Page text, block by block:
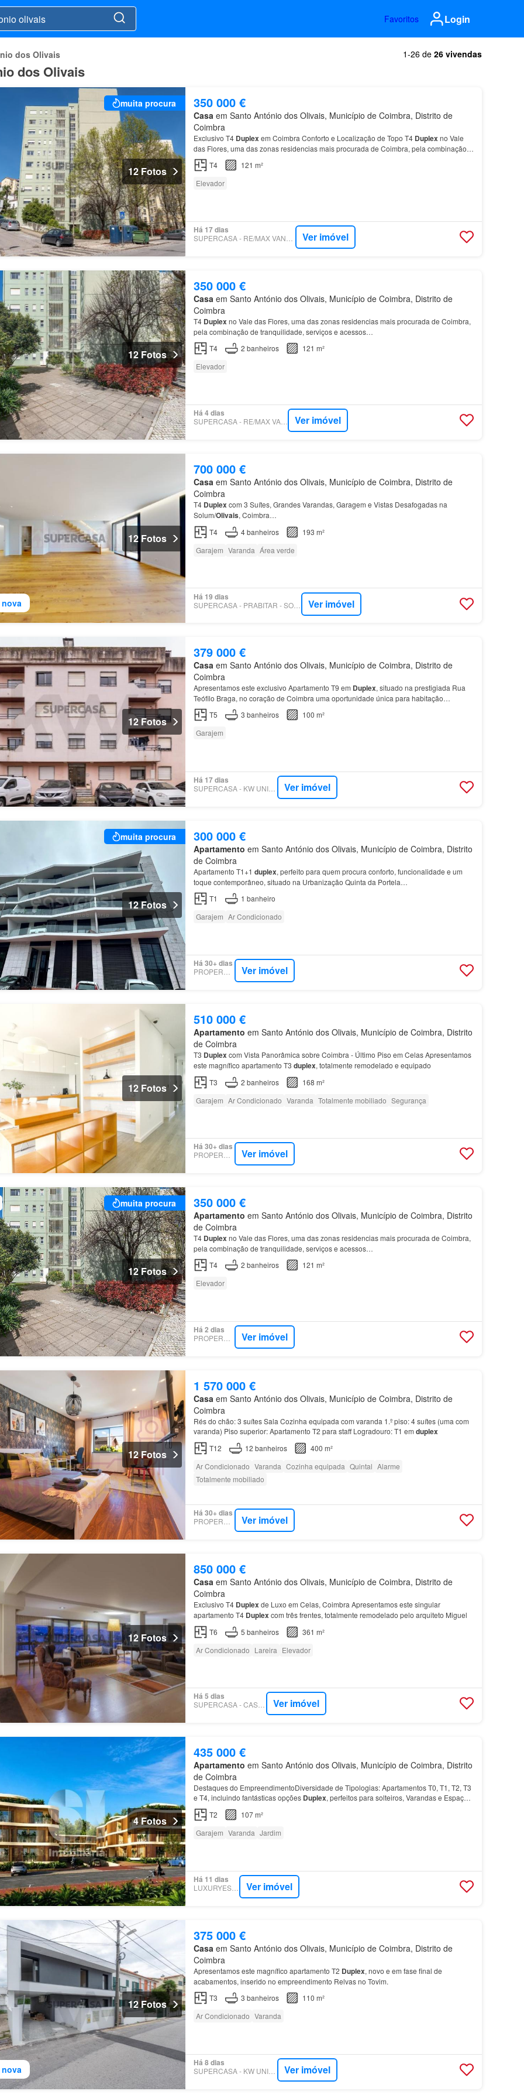
Favoritos Login
dos Olivais 1-26 de 26 vivendas
dos Olivais
muita procura
12 Fotos
350 000 €
Casaem Santo António dos Olivais, Município de Coimbra, Distrito de
Coimbra
Exclusivo T4 Duplexem Coimbra Conforto e Localização de Topo T4 Duplexno Vale
das Flores, uma das zonas residencias mais procurada de Coimbra, pela combinação
Inserido em edifício com dois elevadores, este apartamento situa…
T4
121 m²
Elevador
Há 17 dias
SUPERCASA - RE/MAX VANTAGEM ACADÉMICA Ver imóvel
12 Fotos
350 000 €
Casa em Santo António dos Olivais, Município de Coimbra, Distrito de
Coimbra
T4 Duplexno Vale das Flores, uma das zonas residencias mais procurada de Coimbra,
pela combinação de tranquilidade, serviços e acessos…
T4
2 banheiros
121 m²
Elevador
Há 4 dias
SUPERCASA - RE/MAX VANTAGEM BANCA Ver imóvel
nova
12 Fotos
700 000 €
Casa em Santo António dos Olivais, Município de Coimbra, Distrito de
Coimbra
T4 Duplexcom 3 Suítes, Grandes Varandas, Garagem e Vistas Desafogadas na
Solum/Olivais, Coimbra…
T4
4banheiros
193 m²
Garajem Varanda Área verde
Há 19 dias
SUPERCASA - PRABITAR - SOCIEDADE DE MEDIAÇÃO IMOBILIÁRIA LDA Ver imóvel
12 Fotos
379 000 €
Casaem Santo António dos Olivais, Município de Coimbra, Distrito de
Coimbra
Apresentamos este exclusivo Apartamento T9 em Duplex, situado na prestigiada Rua
Teófilo Braga, no coração de Coimbra uma oportunidade única para habitação
Características Principais: - Tipologia T9 em
T5 3 banheiros
100 m²
Garajem
Há 17 dias
SUPERCASA - KW UNION COIMBRA Ver imóvel
muita procura
12 Fotos
300 000 €
Apartamento em Santo António dos Olivais, Município de Coimbra, Distrito
de Coimbra
Apartamento T1+1 duplex, perfeito para quem procura conforto, funcionalidade e um
toque contemporâneo, situado na Urbanização Quinta da Portela…
T1
1 banheiro
Garajem Ar Condicionado
Há 30+ dias
Ver imóvel
12 Fotos
510 000 €
Apartamento em Santo António dos Olivais, Município de Coimbra, Distrito
de Coimbra
T3 Duplexcom Vista Panorâmica sobre Coimbra - Último Piso em Celas Apresentamos
este magnífico apartamento T3 duplex, totalmente remodelado e equipado
T3
2 banheiros
168 m²
Garajem Ar Condicionado Varanda Totalmente mobiliado Segurança
Há 30+ dias
Ver imóvel
muita procura
12 Fotos
350 000 €
Apartamento em Santo António dos Olivais, Município de Coimbra, Distrito
de Coimbra
T4 Duplexno Vale das Flores, uma das zonas residencias mais procurada de Coimbra,
pela combinação de tranquilidade, serviços e acessos…
T4
2 banheiros
121 m²
Elevador
Há 2 dias
Ver imóvel
12 Fotos
1 570 000 €
Casa em Santo António dos Olivais, Município de Coimbra, Distrito de
Coimbra
Rés do chão: 3 suítes Sala Cozinha equipada com varanda 1.º piso: 4 suítes (uma com
varanda) Piso superior: Apartamento T2 para staff Logradouro: T1 em duplex
T12 12 banheiros
400 m²
Ar Condicionado Varanda Cozinha equipada Quintal Alarme
Totalmente mobiliado
Há 30+ dias
Ver imóvel
12 Fotos
850 000 €
Casa em Santo António dos Olivais, Município de Coimbra, Distrito de
Coimbra
Exclusivo T4 Duplexde Luxo em Celas, Coimbra Apresentamos este singular
apartamento T4 Duplexcom três frentes, totalmente remodelado pelo arquiteto Miguel
T6
5 banheiros
361 m²
Ar Condicionado Lareira Elevador
Há 5 dias
SUPERCASA - CASAS PRIME Ver imóvel
4 Fotos
435 000 €
Apartamento em Santo António dos Olivais, Município de Coimbra, Distrito
de Coimbra
Destaques do EmpreendimentoDiversidade de Tipologias: Apartamentos T0, T1, T2, T3
e T4, incluindo fantásticas opções Duplex, perfeitos para solteiros, Varandas e Espaço
Exterior: Forte ligação ao exterior em todas as frações,…
T2
107 m²
Garajem Varanda Jardim
Há 11 dias
LUXURYESTATE Ver imóvel
12 Fotos
375 000 €
Casa em Santo António dos Olivais, Município de Coimbra, Distrito de
Coimbra
Apresentamos este magnífico apartamento T2 Duplex, novo e em fase final de
acabamentos, inserido no empreendimento Relvas no Tovim.
T3
3 banheiros
110 m²
Ar Condicionado Varanda
Há 8 dias
SUPERCASA - KW UNION COIMBRA Ver imóvel